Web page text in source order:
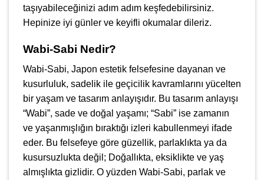
taşıyabileceğinizi adım adım keşfedebilirsiniz.
Hepinize iyi günler ve keyifli okumalar dileriz.
Wabi-Sabi Nedir?
Wabi-Sabi, Japon estetik felsefesine dayanan ve
kusurluluk, sadelik ile geçicilik kavramlarını yücelten
bir yaşam ve tasarım anlayışıdır. Bu tasarım anlayışı
“Wabi”, sade ve doğal yaşamı; “Sabi” ise zamanın
ve yaşanmışlığın bıraktığı izleri kabullenmeyi ifade
eder. Bu felsefeye göre güzellik, parlaklıkta ya da
kusursuzlukta değil; Doğallıkta, eksiklikte ve yaş
almışlıkta gizlidir. O yüzden Wabi-Sabi, parlak ve